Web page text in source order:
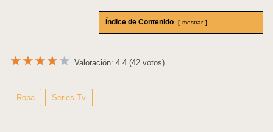
Índice de Contenido mostrar
★★★★★ Valoración: 4.4 (42 votos)
Ropa Series Tv